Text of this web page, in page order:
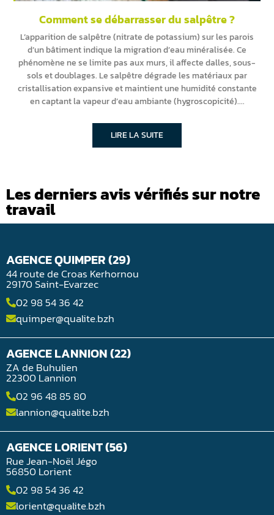
Comment se débarrasser du salpêtre ?
L’apparition de salpêtre (nitrate de potassium) sur les parois
d’un bâtiment indique la migration d’eau minéralisée. Ce
phénomène ne se limite pas aux murs, il affecte dalles, sous-
sols et doublages. Le salpêtre dégrade les matériaux par
cristallisation expansive et maintient une humidité constante
en captant la vapeur d’eau ambiante (hygroscopicité).
LIRE LA SUITE
Les derniers avis vérifiés sur notre
travail
AGENCE QUIMPER (29)
44 route de Croas Kerhornou
29170 Saint-Evarzec
02 98 54 36 42
quimper@qualite.bzh
AGENCE LANNION (22)
ZA de Buhulien
22300 Lannion
02 96 48 85 80
lannion@qualite.bzh
AGENCE LORIENT (56)
Rue Jean-Noël Jégo
56850 Lorient
02 98 54 36 42
lorient@qualite.bzh